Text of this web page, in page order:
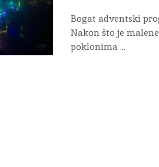
Bogat adventski
Nakon što je
poklonima ...